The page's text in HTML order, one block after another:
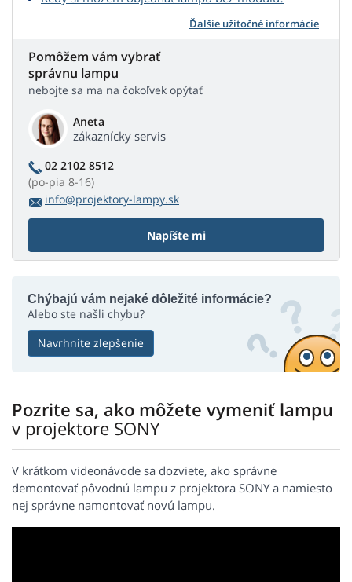
Ďalšie užitočné informácie
Pomôžem vám vybrať
správnu lampu
nebojte sa ma na čokoľvek opýtať
Aneta
zákaznícky servis
02 2102 8512
(po-pia 8-16)
info@projektory-lampy.sk
Napíšte mi
Chýbajú vám nejaké dôležité informácie?
Alebo ste našli chybu?
Navrhnite zlepšenie
Pozrite sa, ako môžete vymeniť lampu
v projektore SONY
V krátkom videonávode sa dozviete, ako správne
demontovať pôvodnú lampu z projektora SONY a namiesto
nej správne namontovať novú lampu.